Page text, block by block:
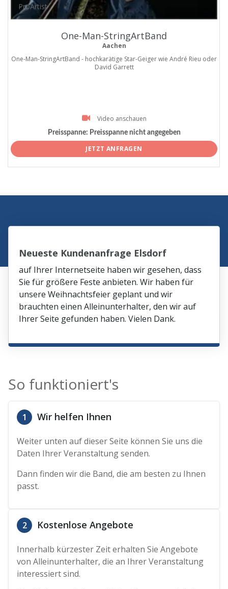
ProArtist
One-Man-StringArtBand
Aachen
One-Man-StringArtBand - hochkarätige Star-Geiger wie André Rieu oder
David Garrett
Video anschauen
Preisspanne: Preisspanne nicht angegeben
JETZT ANFRAGEN
Neueste Kundenanfrage Elsdorf
auf Ihrer Internetseite haben wir gesehen, dass
Sie für größere Feste anbieten. Wir haben für
unsere Weihnachtsfeier geplant und wir
brauchten einen Alleinunterhalter, den wir auf
Ihrer Seite gefunden haben. Vielen Dank.
So funktioniert's
1 Wir helfen Ihnen
Weiter unten auf dieser Seite können Sie uns die
Daten Ihrer Veranstaltung senden.
Dann finden wir die Band, die am besten zu Ihnen
passt.
2 Kostenlose Angebote
Innerhalb kürzester Zeit erhalten Sie Angebote
von Alleinunterhalter, die an Ihrer Veranstaltung
interessiert sind.